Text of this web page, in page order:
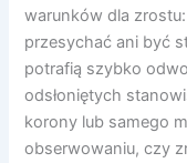
warunków dla
przesychać ani być
potrafią szybko
odsłoniętych
korony lub samego
obserwowaniu, czy